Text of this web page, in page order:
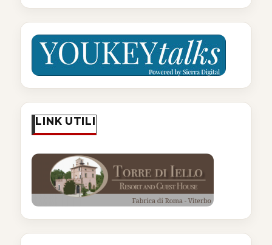
LINK UTILI